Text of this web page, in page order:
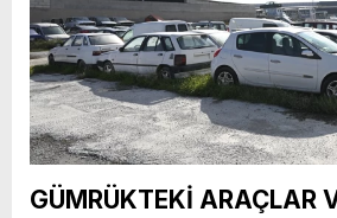
GÜMRÜKTEKİ ARAÇLAR